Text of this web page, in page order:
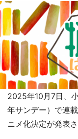
2025年10月7日、
年サンデー）で連
ニメ化決定が発表さ